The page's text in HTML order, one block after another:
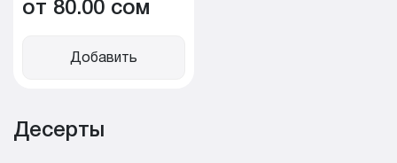
от 80.00 cом
Добавить
Десерты